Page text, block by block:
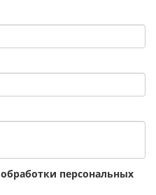
обработки персональных